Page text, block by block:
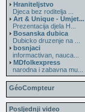
Hraniteljstvo
Djeca bez roditelja ...
Art & Unique - Umjet...
Prezentacija djela H...
Bosanska dubica
Dubicko druzenje na ...
bosnjaci
informactivan, nauca...
MDfolkexpress
narodna i zabavna mu...
GéoCompteur
Posljednji video